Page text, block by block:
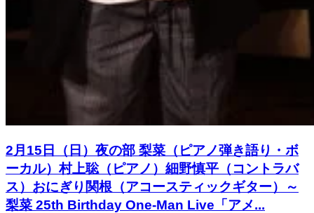
2月15日（日）夜の部 梨菜（ピアノ弾き語り・ボ
ーカル）村上聡（ピアノ）細野慎平（コントラバ
ス）おにぎり関根（アコースティックギター）～
梨菜 25th Birthday One-Man Live「アメ...